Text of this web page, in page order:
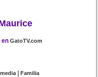
en GatoTV.com
|Familia